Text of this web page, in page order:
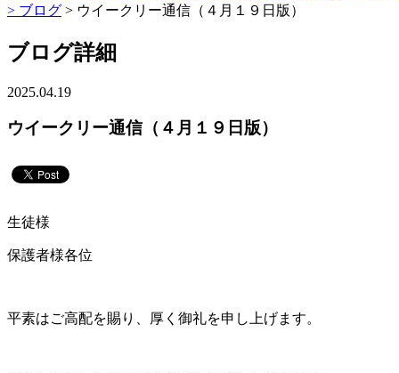
> ブログ > ウイークリー通信（４月１９日版）
ブログ詳細
2025.04.19
ウイークリー通信（４月１９日版）
生徒様
保護者様各位
平素はご高配を賜り、厚く御礼を申し上げます。